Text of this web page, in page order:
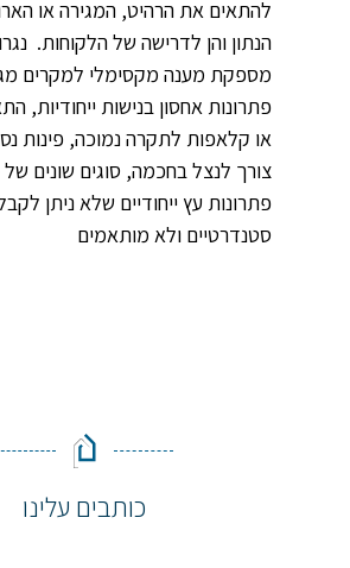
להתאים את הרהיט, המגירה או
הנתון והן לדרישה של הלקוחות.
מספקת מענה מקסימלי למקרים
פתרונות אחסון בנישות ייחודיות,
או קלאפות לתקרה נמוכה, פינות
צורך לנצל בחכמה, סוגים שונים של
פתרונות עץ ייחודיים שלא ניתן
סטנדרטיים ולא מותאמים
כותבים עלינו